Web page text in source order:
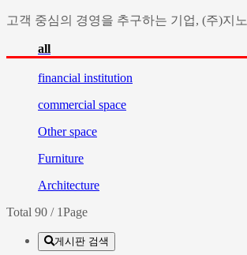
고객 중심의 경영을 추구하는 기업, (주)지노
all
financial institution
commercial space
Otherspace
Furniture
Architecture
Total 90 / 1Page
게시판 검색